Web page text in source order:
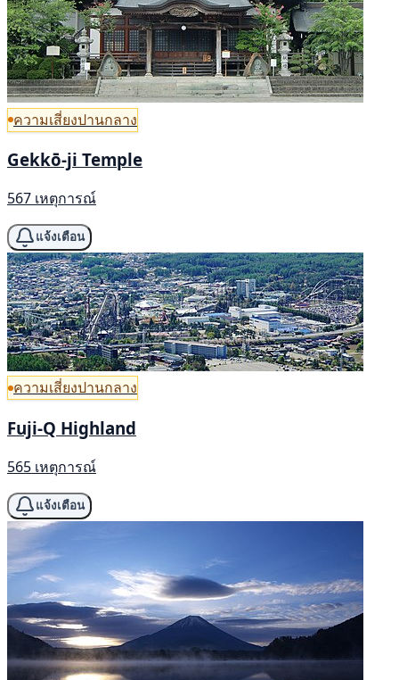
ความเสี่ยงปานกลาง
Gekkō-ji Temple
567 เหตุการณ์
แจ้งเตือน
ความเสี่ยงปานกลาง
Fuji-Q Highland
565 เหตุการณ์
แจ้งเตือน